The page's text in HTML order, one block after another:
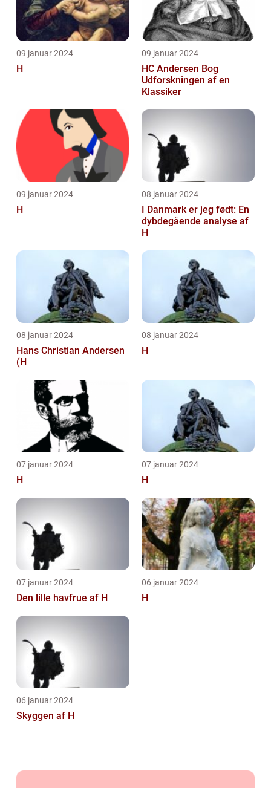
09 januar 2024
H
09 januar 2024
HC Andersen Bog
Udforskningen af en
Klassiker
09 januar 2024
H
08 januar 2024
I Danmark er jeg født: En
dybdegående analyse af
H
08 januar 2024
Hans Christian Andersen
(H
08 januar 2024
H
07 januar 2024
H
07 januar 2024
H
07 januar 2024
Den lille havfrue af H
06 januar 2024
H
06 januar 2024
Skyggen af H